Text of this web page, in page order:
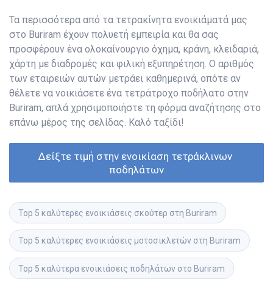
Τα περισσότερα από τα τετρακίνητα ενοικιάματά μας
στο Buriram έχουν πολυετή εμπειρία και θα σας
προσφέρουν ένα ολοκαίνουργιο όχημα, κράνη, κλειδαριά,
χάρτη με διαδρομές και φιλική εξυπηρέτηση. Ο αριθμός
των εταιρειών αυτών μετράει καθημερινά, οπότε αν
θέλετε να νοικιάσετε ένα τετράτροχο ποδήλατο στην
Buriram, απλά χρησιμοποιήστε τη φόρμα αναζήτησης στο
επάνω μέρος της σελίδας. Καλό ταξίδι!
Δείξτε τιμή στην ενοικίαση τετράκλινων
ποδηλάτων
Top 5 καλύτερες ενοικιάσεις σκούτερ στη Buriram
Top 5 καλύτερες ενοικιάσεις μοτοσικλετών στη Buriram
Top 5 καλύτερα ενοικιάσεις ποδηλάτων στο Buriram